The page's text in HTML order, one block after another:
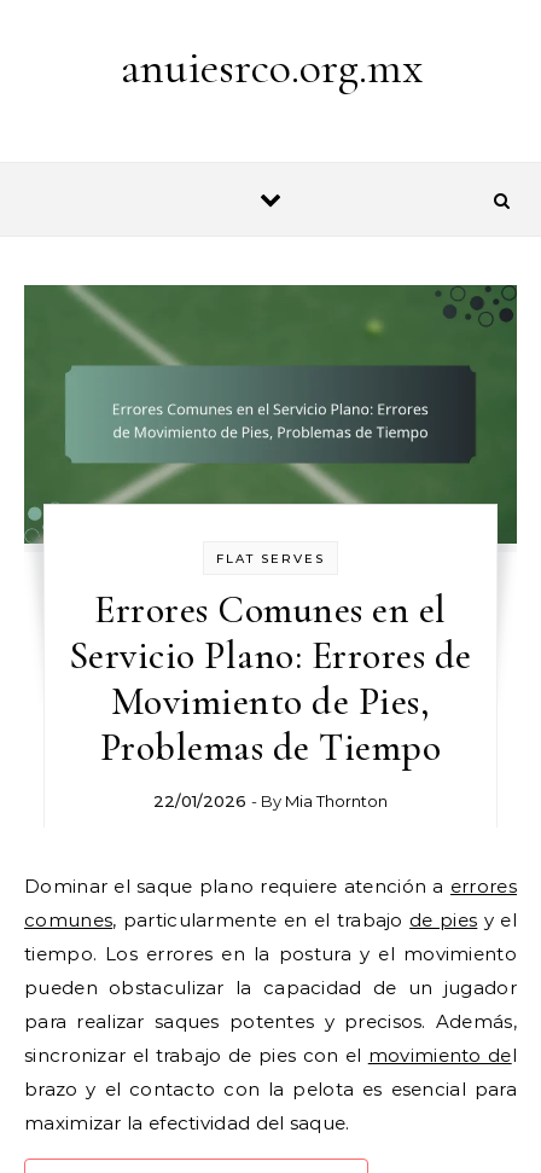
anuiesrco.org.mx
FLAT SERVES
Errores Comunes en el
Servicio Plano: Errores de
Movimiento de Pies,
Problemas de Tiempo
22/01/2026 - By Mia Thornton
Dominar el saque plano requiere atención a errores
comunes, particularmente en el trabajo de pies y el
tiempo. Los errores en la postura y el movimiento
pueden obstaculizar la capacidad de un jugador
para realizar saques potentes y precisos. Además,
sincronizar el trabajo de pies con el movimiento del
brazo y el contacto con la pelota es esencial para
maximizar la efectividad del saque.